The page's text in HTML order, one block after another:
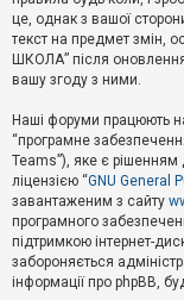
п
о
в
і
д
й
А
к
т
и
в
н
і
це, однак з вашої
текст на предмет змін,
ШКОЛА” після
вашу згоду з ними.
Наші форуми працюють на
“програмне
Teams”), яке є
ліцензією “GNU General
завантаженим з сайту
програмного
підтримкою інтернет-
забороняється
інформації про phpBB,